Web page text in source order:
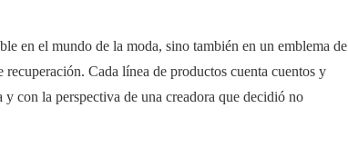
en el mundo de la moda, sino también en un emblema de
Cada línea de productos cuenta cuentos y
con la perspectiva de una creadora que decidió no